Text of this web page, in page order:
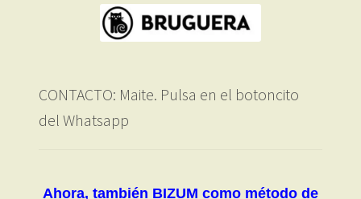
CONTACTO: Maite. Pulsa en el botoncito
del Whatsapp
Ahora, también BIZUM como método de